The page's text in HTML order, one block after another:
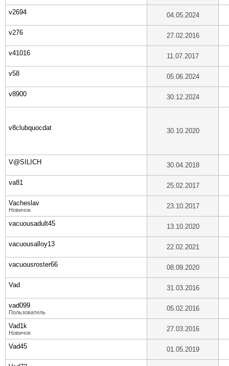
v2694 04.05.2024
v276 27.02.2016
v41016 11.07.2017
v58 05.06.2024
v8900 30.12.2024
v8clubquocdat 30.10.2020
V@SILICH 30.04.2018
va81 25.02.2017
Vacheslav
Новичок 23.10.2017
vacuousadult45 13.10.2020
vacuousalloy13 22.02.2021
vacuousroster66 08.09.2020
Vad 31.03.2016
vad099
Пользователь 05.02.2016
Vad1k
Новичок 27.03.2016
Vad45 01.05.2019